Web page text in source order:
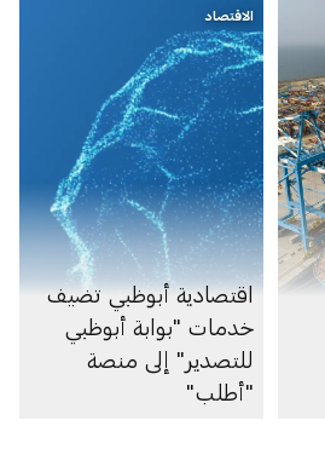
الاقتصاد
اقتصادية أبوظبي تضيف
خدمات "بوابة أبوظبي
للتصدير" إلى منصة
"أطلب"